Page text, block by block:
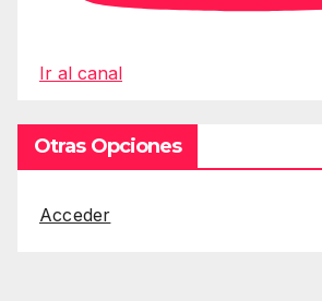
Ir al canal
Otras Opciones
Acceder